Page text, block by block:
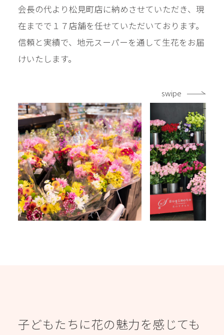
会長の代より松見町店に納めさせていただき、現
在までで１７店舗を任せていただいております。
信頼と実績で、地元スーパーを通して生花をお届
けいたします。
swipe
子どもたちに花の魅力を感じても